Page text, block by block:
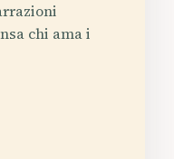
chi ama i